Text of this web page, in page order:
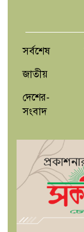
সর্বশেষ
জাতীয়
দেশের-
সংবাদ